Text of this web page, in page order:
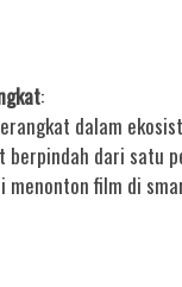
:
dalam
berpindah dari satu
film di